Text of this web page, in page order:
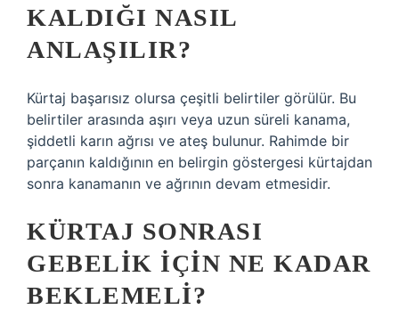
KALDIĞI NASIL
ANLAŞILIR?
Kürtaj başarısız olursa çeşitli belirtiler görülür. Bu
belirtiler arasında aşırı veya uzun süreli kanama,
şiddetli karın ağrısı ve ateş bulunur. Rahimde bir
parçanın kaldığının en belirgin göstergesi kürtajdan
sonra kanamanın ve ağrının devam etmesidir.
KÜRTAJ SONRASI
GEBELIK IÇIN NE KADAR
BEKLEMELI?